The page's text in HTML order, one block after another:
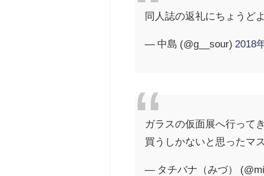
同人誌の返礼にちょうど
— 中島 (@g__sour) 2018
ガラスの仮面展へ行って
買うしかないと思ったマ
— タチバナ（みづ）